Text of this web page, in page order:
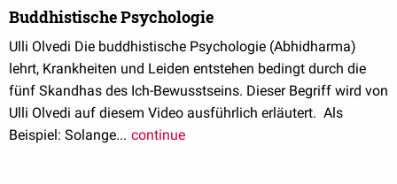
Buddhistische Psychologie
Ulli Olvedi Die buddhistische Psychologie (Abhidharma)
lehrt, Krankheiten und Leiden entstehen bedingt durch die
fünf Skandhas des Ich-Bewusstseins. Dieser Begriff wird von
Ulli Olvedi auf diesem Video ausführlich erläutert. Als
Beispiel: Solange... continue